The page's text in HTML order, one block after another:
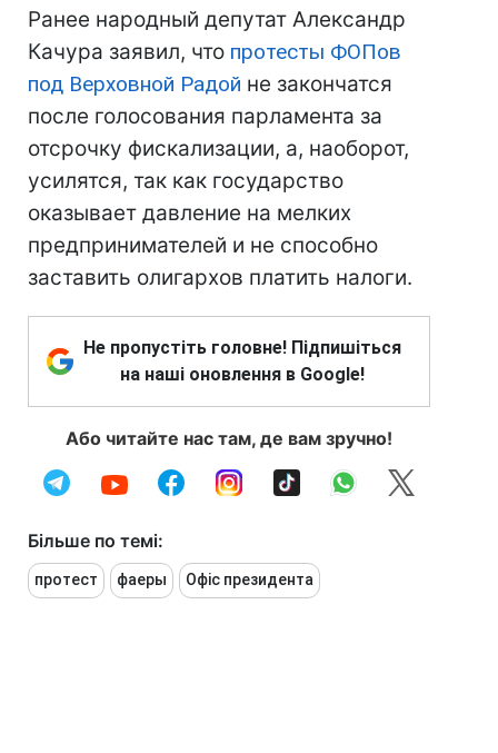
Ранее народный депутат Александр
Качура заявил, что протесты ФОПов
под Верховной Радой не закончатся
после голосования парламента за
отсрочку фискализации, а, наоборот,
усилятся, так как государство
оказывает давление на мелких
предпринимателей и не способно
заставить олигархов платить налоги.
Не пропустіть головне! Підпишіться
на наші оновлення в Google!
Або читайте нас там, де вам зручно!
Більше по темі:
протест фаеры Офіс президента